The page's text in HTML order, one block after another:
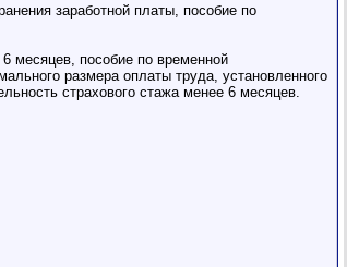
заработной платы, пособие по
месяцев, пособие по временной
размера оплаты труда, установленного
страхового стажа менее 6 месяцев.